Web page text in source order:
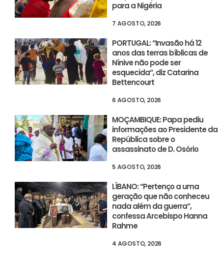
para a Nigéria
7 AGOSTO, 2026
PORTUGAL: “Invasão há 12
anos das terras bíblicas de
Nínive não pode ser
esquecida”, diz Catarina
Bettencourt
6 AGOSTO, 2026
MOÇAMBIQUE: Papa pediu
informações ao Presidente da
República sobre o
assassinato de D. Osório
5 AGOSTO, 2026
LÍBANO: “Pertenço a uma
geração que não conheceu
nada além da guerra”,
confessa Arcebispo Hanna
Rahme
4 AGOSTO, 2026